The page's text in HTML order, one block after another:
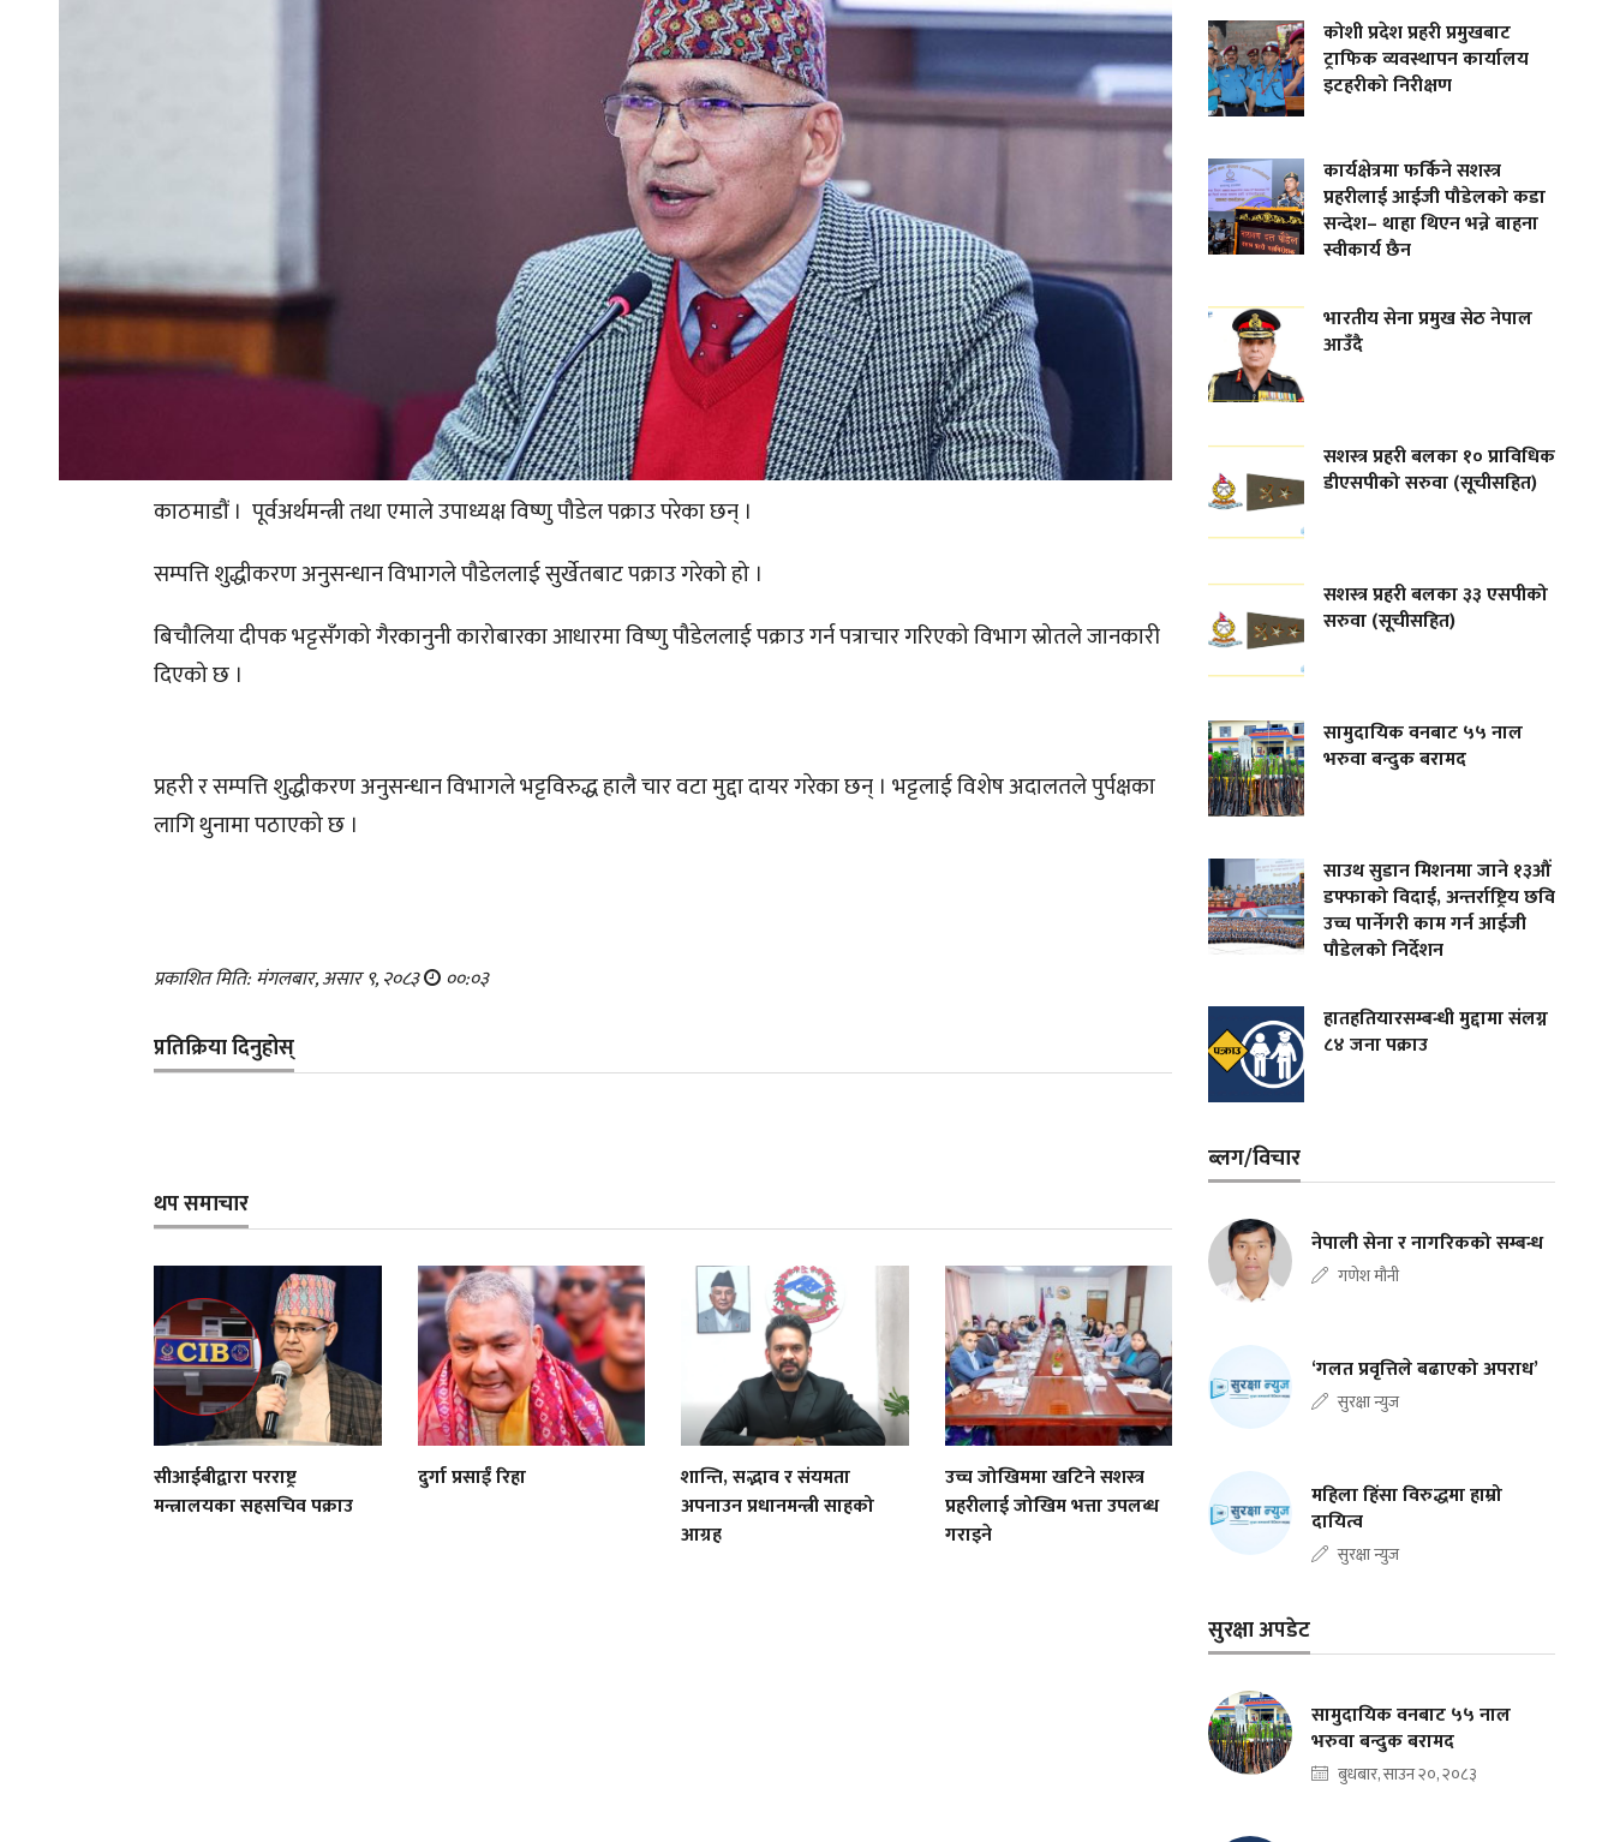
काठमाडौं । पूर्वअर्थमन्त्री तथा एमाले उपाध्यक्ष विष्णु पौडेल पक्राउ परेका छन् ।
सम्पत्ति शुद्धीकरण अनुसन्धान विभागले पौडेललाई सुर्खेतबाट पक्राउ गरेको हो ।
बिचौलिया दीपक भट्टसँगको गैरकानुनी कारोबारका आधारमा विष्णु पौडेललाई पक्राउ गर्न पत्राचार गरिएको विभाग स्रोतले जानकारी
दिएको छ ।
प्रहरी र सम्पत्ति शुद्धीकरण अनुसन्धान विभागले भट्टविरुद्ध हालै चार वटा मुद्दा दायर गरेका छन् । भट्टलाई विशेष अदालतले पुर्पक्षका
लागि थुनामा पठाएको छ ।
प्रकाशित मिति: मंगलबार, असार ९, २०८३ ००:०३
प्रतिक्रिया दिनुहोस्
थप समाचार
सीआईबीद्वारा परराष्ट्र
मन्त्रालयका सहसचिव पक्राउ
दुर्गा प्रसाईं रिहा
शान्ति, सद्भाव र संयमता
अपनाउन प्रधानमन्त्री साहको
आग्रह
उच्च जोखिममा खटिने सशस्त्र
प्रहरीलाई जोखिम भत्ता उपलब्ध
गराइने
कोशी प्रदेश प्रहरी प्रमुखबाट
ट्राफिक व्यवस्थापन कार्यालय
इटहरीको निरीक्षण
कार्यक्षेत्रमा फर्किने सशस्त्र
प्रहरीलाई आईजी पौडेलको कडा
सन्देश– थाहा थिएन भन्ने बाहना
स्वीकार्य छैन
भारतीय सेना प्रमुख सेठ नेपाल
आउँदै
सशस्त्र प्रहरी बलका १० प्राविधिक
डीएसपीको सरुवा (सूचीसहित)
सशस्त्र प्रहरी बलका ३३ एसपीको
सरुवा (सूचीसहित)
सामुदायिक वनबाट ५५ नाल
भरुवा बन्दुक बरामद
साउथ सुडान मिशनमा जाने १३औं
डफ्फाको विदाई, अन्तर्राष्ट्रिय छवि
उच्च पार्नेगरी काम गर्न आईजी
पौडेलको निर्देशन
हातहतियारसम्बन्धी मुद्दामा संलग्न
८४ जना पक्राउ
ब्लग/विचार
नेपाली सेना र नागरिकको सम्बन्ध
गणेश मौनी
‘गलत प्रवृत्तिले बढाएको अपराध’
सुरक्षा न्युज
महिला हिंसा विरुद्धमा हाम्रो
दायित्व
सुरक्षा न्युज
सुरक्षा अपडेट
सामुदायिक वनबाट ५५ नाल
भरुवा बन्दुक बरामद
बुधबार, साउन २०, २०८३